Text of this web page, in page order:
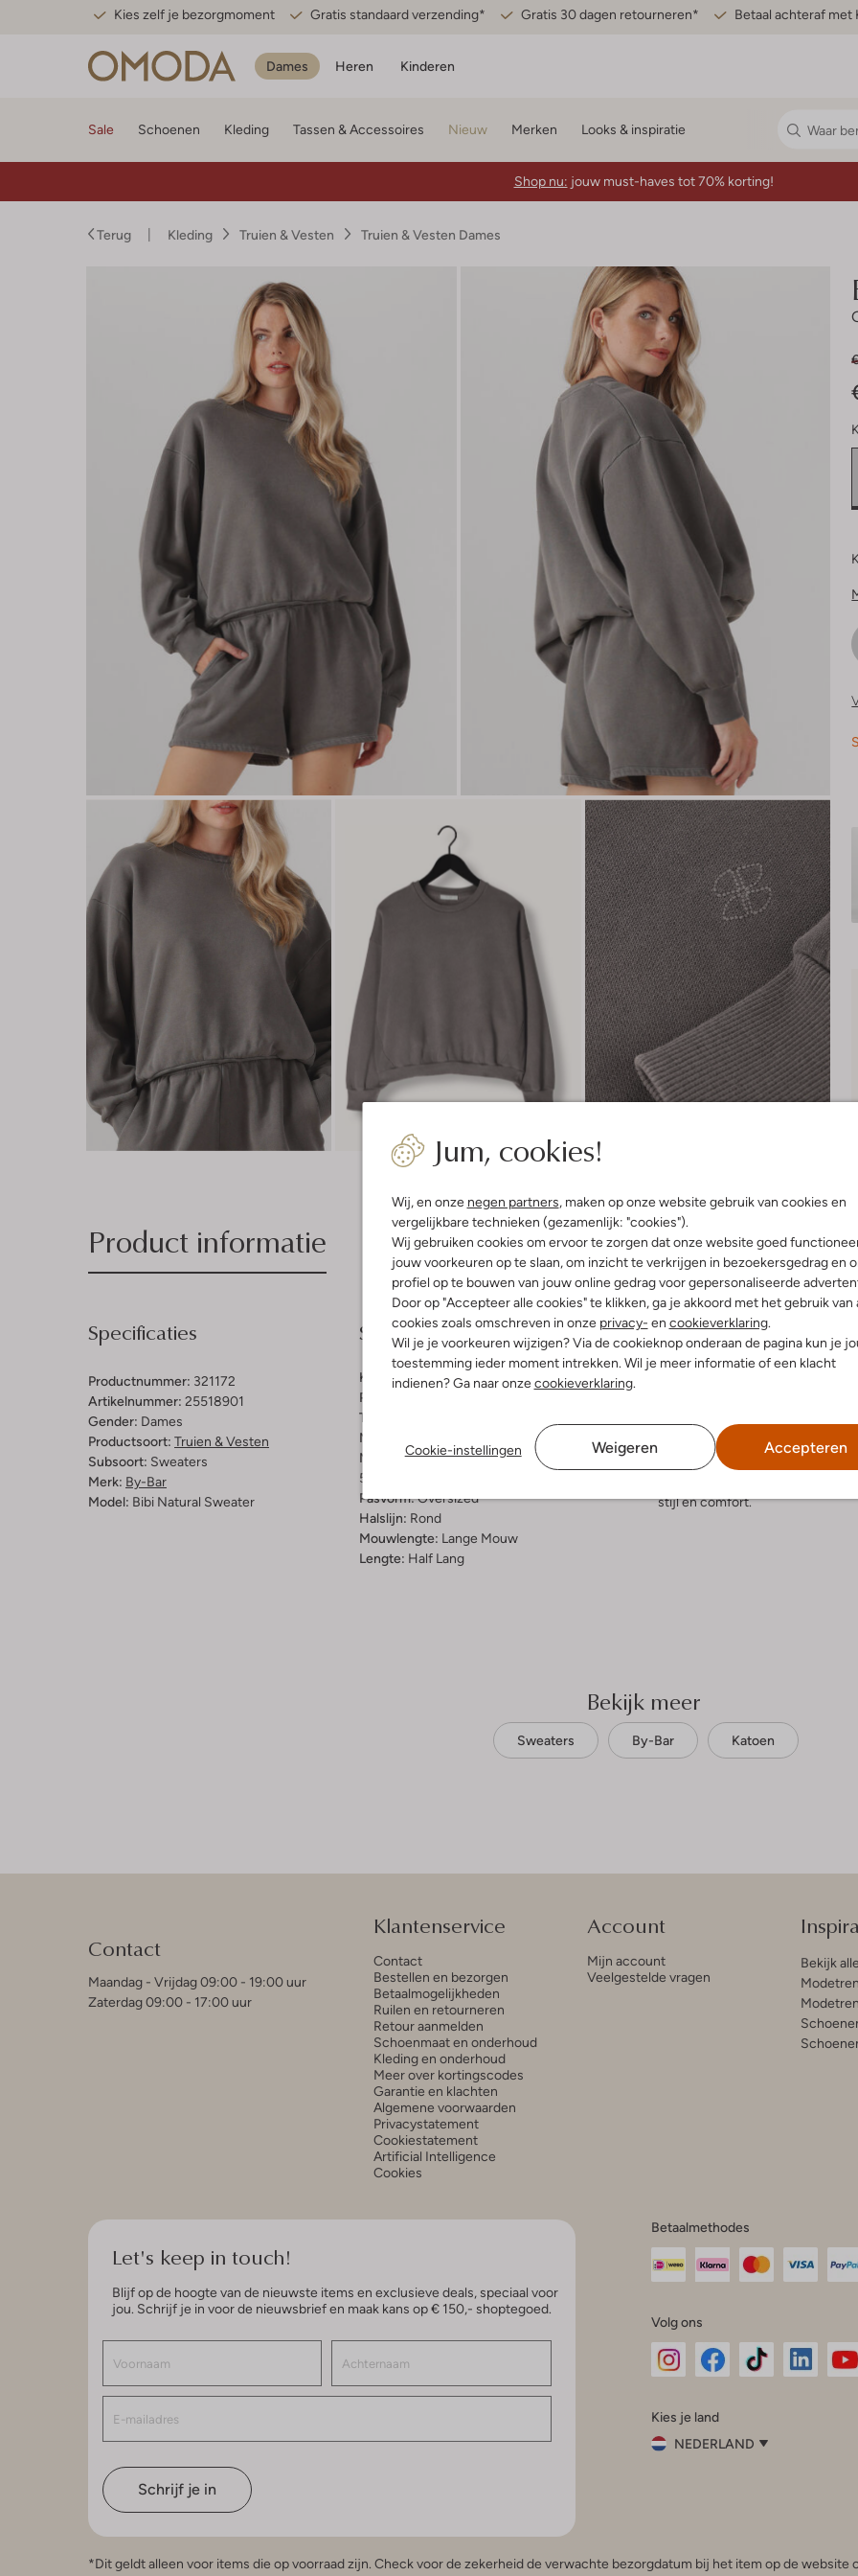
Kies zelf je bezorgmoment Gratis standaard verzending* Gratis 30 dagen retourneren* Betaal achteraf met
Dames Heren Kinderen
Jum, cookies!
Wij, en onze negen partners, maken op onze website gebruik van cookies en
vergelijkbare technieken (gezamenlijk: "cookies").
Wij gebruiken cookies om ervoor te zorgen dat onze website goed
jouw voorkeuren op te slaan, om inzicht te verkrijgen in bezoekersgedrag en
profiel op te bouwen van jouw online gedrag voor gepersonaliseerde
Door op "Accepteer alle cookies" te klikken, ga je akkoord met het gebruik van
cookies zoals omschreven in onze privacy- en cookieverklaring.
Wil je je voorkeuren wijzigen? Via de cookieknop onderaan de pagina kun je
toestemming ieder moment intrekken. Wil je meer informatie of een klacht
indienen? Ga naar onzecookieverklaring.
Cookie-instellingen Weigeren Accepteren
Sale Schoenen Kleding Tassen & Accessoires Nieuw Merken Looks & inspiratie
Shop nu: jouw must-haves tot 70% korting!
Terug Kleding Truien & Vesten Truien & Vesten Dames
Product informatie Bezorgen & retourneren
Specificaties
Productnummer: 321172
Artikelnummer: 25518901
Gender: Dames
Productsoort: Truien & Vesten
Subsoort: Sweaters
Merk: By-Bar
Model: Bibi Natural Sweater
Samenstelling & Pasvorm
Kleur: Grijs
Patroon:
Trends:
Materiaal:
Materiaalpercentages:
50% Katoen En 50% Polyester
Pasvorm:Oversized
Halslijn: Rond
Mouwlengte: Lange Mouw
Lengte: Half Lang
Omschrijving
Ontsnap aan de kou met de BIBI
perfect voor een
zachte stof houdt je warm en
met je favoriete jeans of een
om te mixen en matchen met
toe voor een complete look die
stijl en comfort.
Bekijk meer
Sweaters By-Bar Katoen
Contact
Maandag - Vrijdag 09:00 - 19:00 uur
Zaterdag 09:00 - 17:00 uur
Klantenservice
Contact
Bestellen en bezorgen
Betaalmogelijkheden
Ruilen en retourneren
Retour aanmelden
Schoenmaat en onderhoud
Kleding en onderhoud
Meer over kortingscodes
Garantie en klachten
Algemene voorwaarden
Privacystatement
Cookiestatement
Artificial Intelligence
Cookies
Account
Mijn account
Veelgestelde vragen
Bekijk
Let's keep in touch!
Blijf op de hoogte van de nieuwste items en exclusieve deals, speciaal voor
jou. Schrijf je in voor de nieuwsbrief en maak kans op € 150,- shoptegoed.
Schrijf je in
Betaalmethodes
Volg ons
InstagramFacebook
Kies je land
NEDERLAND
België (Nederlands)
*Dit geldt alleen voor items die op voorraad zijn. Check voor de zekerheid de verwachte bezorgdatum bij het item op de website